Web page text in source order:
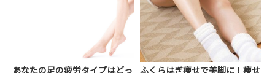
あなたの足の疲労タイプはどっ ふくらはぎ痩せで美脚に！痩せ